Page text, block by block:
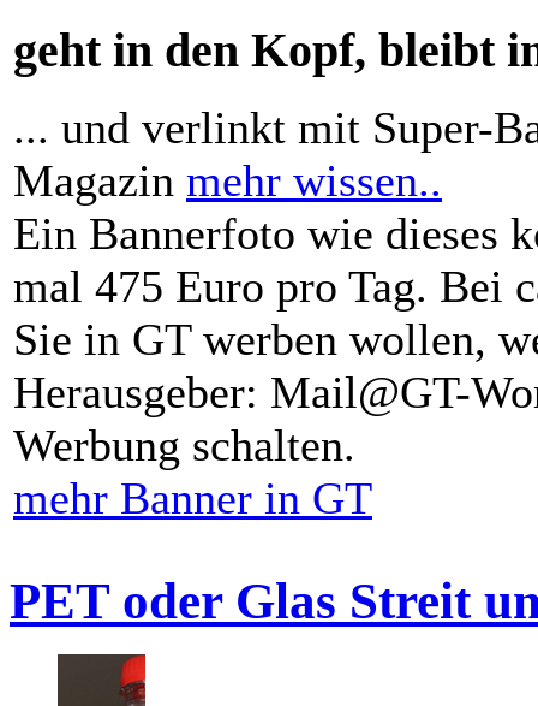
geht in den Kopf, bleibt
... und verlinkt mit Super-
Magazin mehr wissen..
Ein Bannerfoto wie dieses
mal 475 Euro pro Tag. Bei
Sie in GT werben wollen,
Herausgeber: Mail@GT-
Werbung schalten.
mehr Banner in GT
PET oder Glas Streit